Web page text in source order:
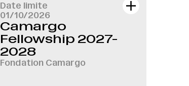
Date limite
01/10/2026
Camargo
Fellowship 2027-
2028
Fondation Camargo